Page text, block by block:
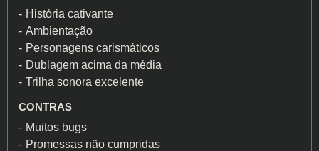
História cativante
Ambientação
Personagens carismáticos
Dublagem acima da média
Trilha sonora excelente
CONTRAS
Muitos bugs
Promessas não cumpridas